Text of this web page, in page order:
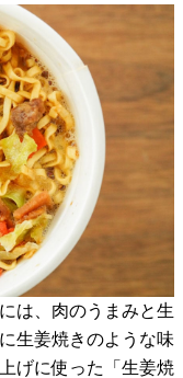
は、肉のうまみと生
生姜焼きのような味
げに使った「生姜焼